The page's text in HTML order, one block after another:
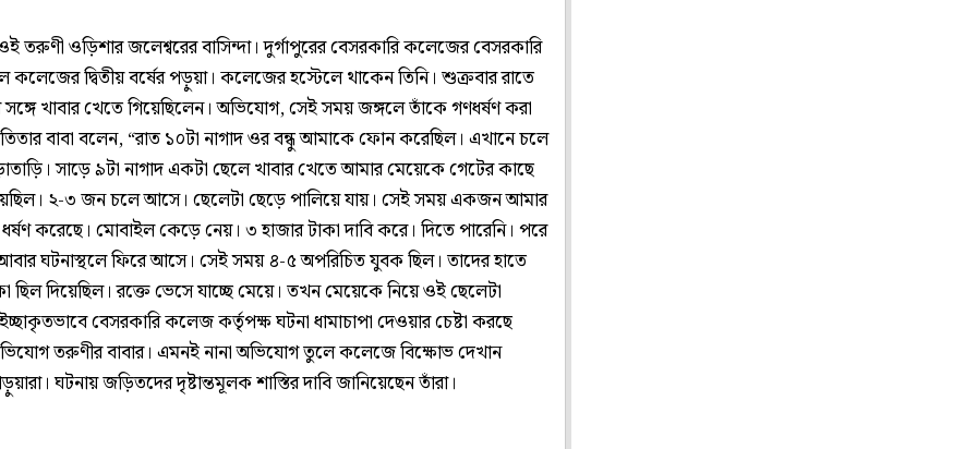
তরুণী ওড়িশার জলেশ্বরের বাসিন্দা। দুর্গাপুরের বেসরকারি কলেজের বেসরকারি
কলেজের দ্বিতীয় বর্ষের পড়ুয়া। কলেজের হস্টেলে থাকেন তিনি। শুক্রবার রাতে
খাবার খেতে গিয়েছিলেন। অভিযোগ, সেই সময় জঙ্গলে তাঁকে গণধর্ষণ করা
বাবা বলেন, “রাত ১০টা নাগাদ ওর বন্ধু আমাকে ফোন করেছিল। এখানে চলে
সাড়ে ৯টা নাগাদ একটা ছেলে খাবার খেতে আমার মেয়েকে গেটের কাছে
২-৩ জন চলে আসে। ছেলেটা ছেড়ে পালিয়ে যায়। সেই সময় একজন আমার
করেছে। মোবাইল কেড়ে নেয়। ৩ হাজার টাকা দাবি করে। দিতে পারেনি। পরে
ঘটনাস্থলে ফিরে আসে। সেই সময় ৪-৫ অপরিচিত যুবক ছিল। তাদের হাতে
ছিল দিয়েছিল। রক্তে ভেসে যাচ্ছে মেয়ে। তখন মেয়েকে নিয়ে ওই ছেলেটা
বেসরকারি কলেজ কর্তৃপক্ষ ঘটনা ধামাচাপা দেওয়ার চেষ্টা করছে
তরুণীর বাবার। এমনই নানা অভিযোগ তুলে কলেজে বিক্ষোভ দেখান
ঘটনায় জড়িতদের দৃষ্টান্তমূলক শাস্তির দাবি জানিয়েছেন তাঁরা।